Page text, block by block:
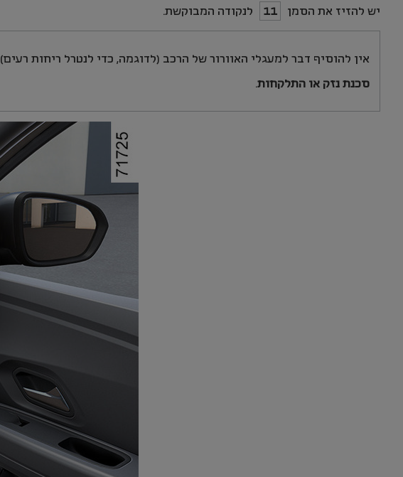
יש להזיז את הסמן 11 לנקודה המבוקשת.
אין להוסיף דבר למעגלי האוורור של הרכב (לדוגמה, כדי לנטרל ריחות רעים).
סכנת נזק או התלקחות